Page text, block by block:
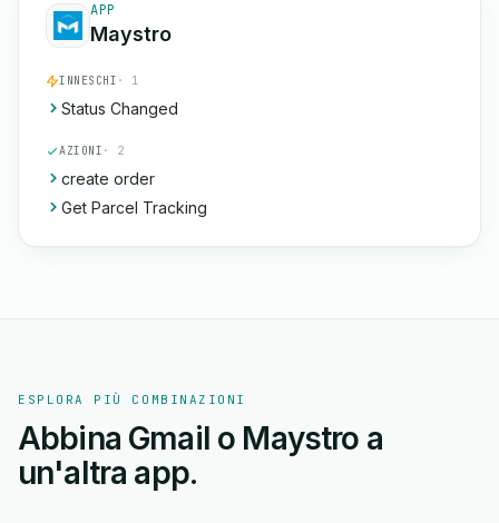
APP
Maystro
INNESCHI · 1
Status Changed
AZIONI · 2
create order
Get Parcel Tracking
ESPLORA PIÙ COMBINAZIONI
Abbina Gmail o Maystro a
un'altra app.